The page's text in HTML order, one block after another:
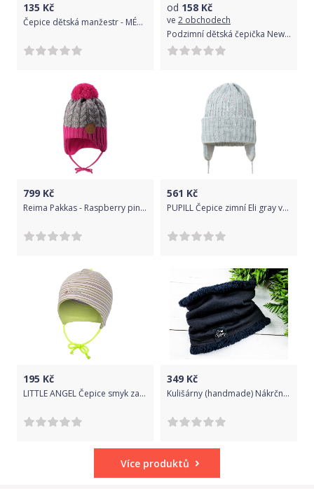
135 Kč
Čepice dětská manžestr - MÉĎA modro-smetanová - vel.80-86
od 158 Kč
ve 2 obchodech
Podzimní dětská čepička New Baby květinka fialová 110 (4-5r)
799 Kč
Reima Pakkas - Raspberry pink 48
561 Kč
PUPILL Čepice zimní Eli gray vel. 38-40
195 Kč
LITTLE ANGEL Čepice smyk zavazovací Outlast® vel.1, 36-38cm pruh sv.hnědý
349 Kč
Kulišárny (handmade) Nákrčník s beránkem ,,Black,, black VELIKOST: 74-80
Více produktů